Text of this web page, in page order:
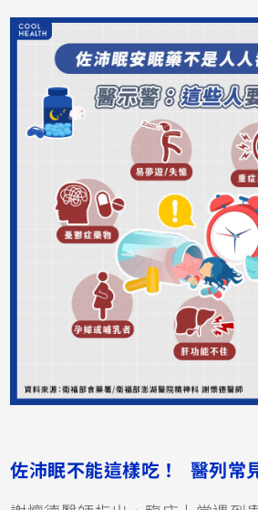
佐沛眠不能這樣吃！ 醫列常